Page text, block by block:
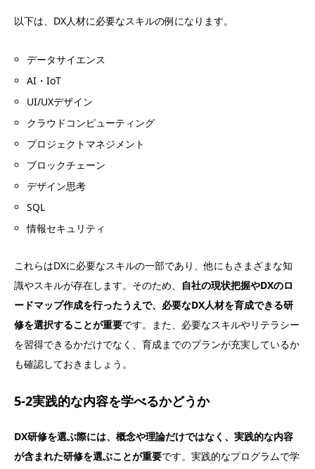
以下は、DX人材に必要なスキルの例になります。
データサイエンス
AI・IoT
UI/UXデザイン
クラウドコンピューティング
プロジェクトマネジメント
ブロックチェーン
デザイン思考
SQL
情報セキュリティ
これらはDXに必要なスキルの一部であり、他にもさまざまな知
識やスキルが存在します。そのため、
自社の現状把握やDXのロ
ードマップ作成を行ったうえで、必要なDX人材を育成できる研
修を選択することが重要です。また、必要なスキルやリテラシー
を習得できるかだけでなく、育成までのプランが充実しているか
も確認しておきましょう。
5-2実践的な内容を学べるかどうか
DX研修を選ぶ際には、概念や理論だけではなく、実践的な内容
が含まれた研修を選ぶことが重要です。実践的なプログラムで学